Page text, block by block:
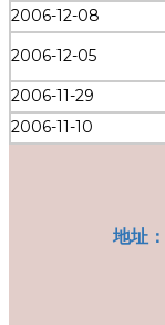
2006-12-08
2006-12-05
2006-11-29
2006-11-10
地址：